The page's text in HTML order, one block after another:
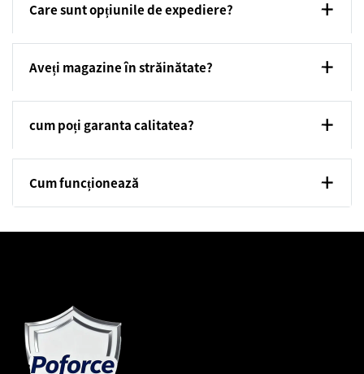
Care sunt opțiunile de expediere?
Aveți magazine în străinătate?
cum poți garanta calitatea?
Cum funcționează